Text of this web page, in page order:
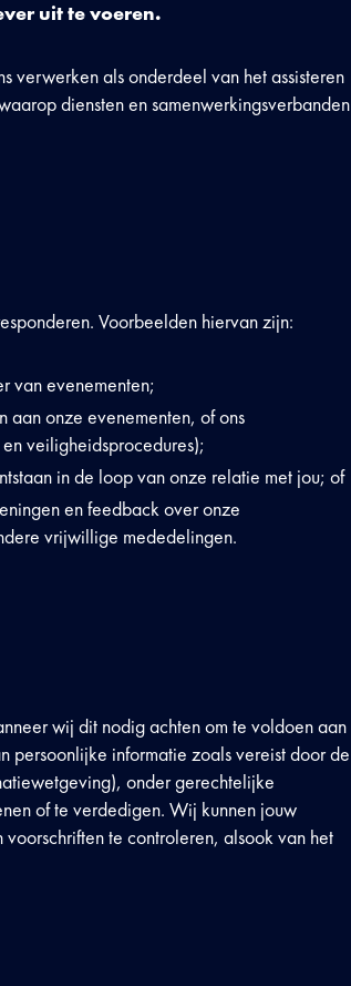
uit te voeren.
verwerken als onderdeel van het assisteren
diensten en samenwerkingsverbanden
Voorbeelden hiervan zijn:
van evenementen;
aan onze evenementen, of ons
veiligheidsprocedures);
in de loop van onze relatie met jou; of
en feedback over onze
vrijwillige mededelingen.
wij dit nodig achten om te voldoen aan
persoonlijke informatie zoals vereist door de
onder gerechtelijke
of te verdedigen. Wij kunnen jouw
te controleren, alsook van het